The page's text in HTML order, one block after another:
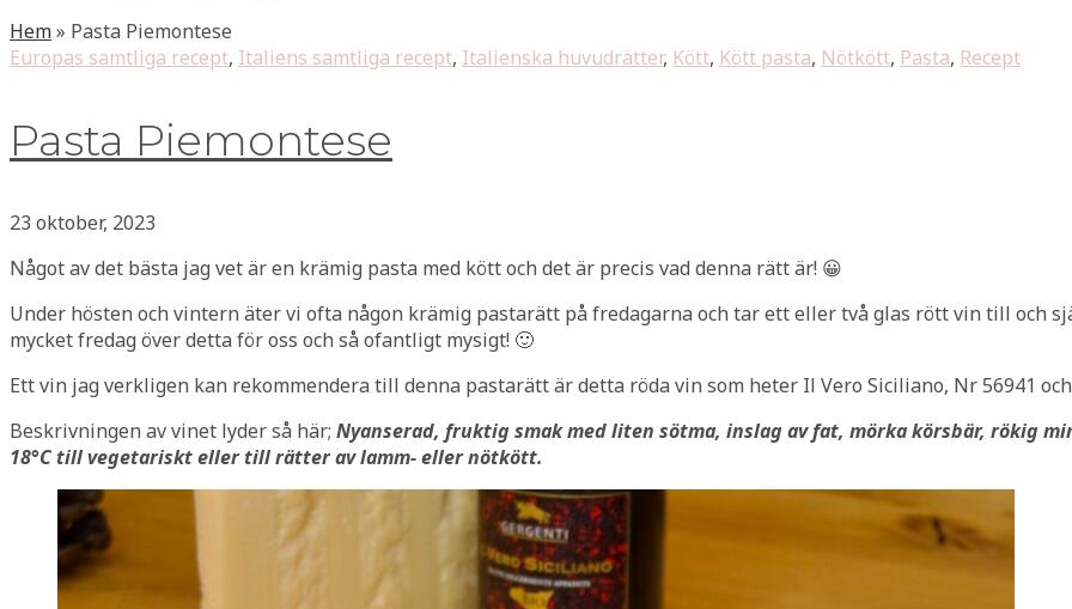
Hem» Pasta Piemontese
Europas samtliga recept, Italiens samtliga recept, Italienska huvudrätter, Kött, Kött pasta, Nötkött, Pasta, Recept
Pasta Piemontese
23 oktober, 2023
Något av det bästa jag vet är en krämig pasta med kött och det är precis vad denna rätt är! 😀
Under hösten och vintern äter vi ofta någon krämig pastarätt på fredagarna och tar ett eller två glas rött vin till och
mycket fredag över detta för oss och så ofantligt mysigt! 🙂
Ett vin jag verkligen kan rekommendera till denna pastarätt är detta röda vin som heter Il Vero Siciliano, Nr 56941
Beskrivningen av vinet lyder så här; Nyanserad, fruktig smak med liten sötma, inslag av fat, mörka körsbär, rökig
18°C till vegetariskt eller till rätter av lamm- eller nötkött.